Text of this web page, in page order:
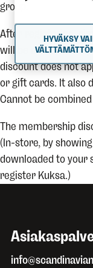
group.
After registering,
will be automatically
discount does not
or gift cards. It also
Cannot be
The membership
(In-store, by
downloaded to your
register Kuksa.)
HYVÄKSY